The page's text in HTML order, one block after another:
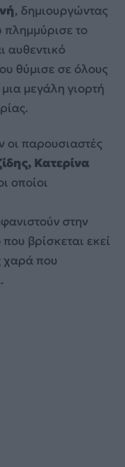
, δημιουργώντας
πλημμύρισε το
αυθεντικό
θύμισε σε όλους
μεγάλη γιορτή
οι παρουσιαστές
Κατερίνα
οποίοι
στην
βρίσκεται εκεί
χαρά που